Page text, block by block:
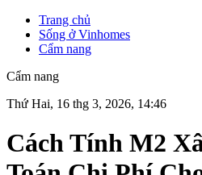
Trang chủ
Sống ở Vinhomes
Cẩm nang
Cẩm nang
Thứ Hai, 16 thg 3, 2026, 14:46
Cách Tính M2